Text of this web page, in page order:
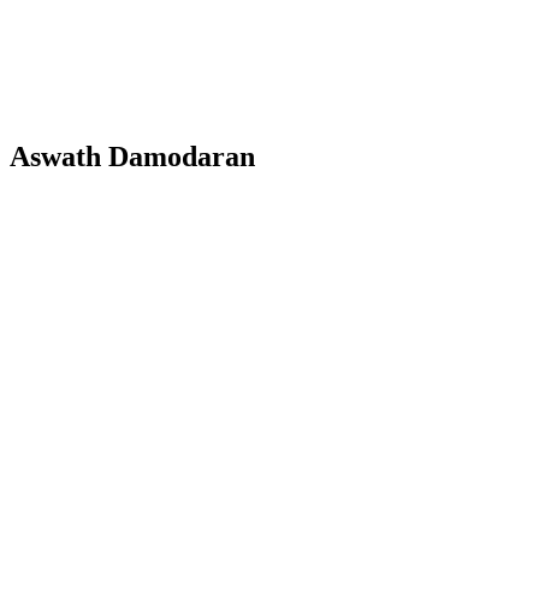
Aswath Damodaran